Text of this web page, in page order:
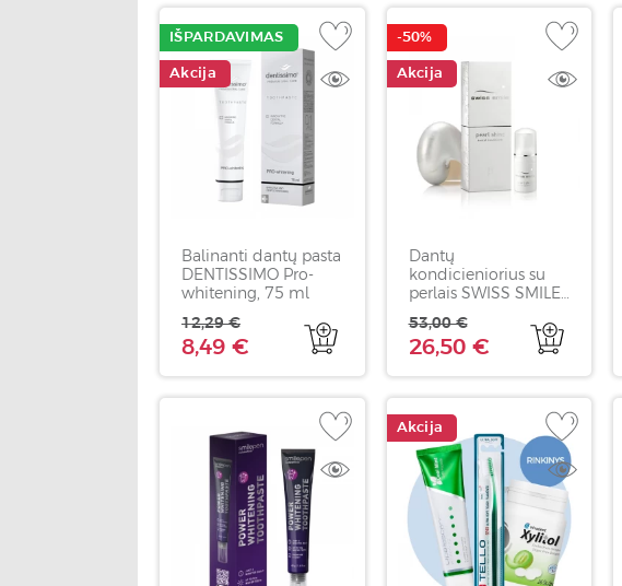
IŠPARDAVIMAS
Akcija
Balinanti dantų pasta
DENTISSIMO Pro-
whitening, 75 ml
8,49 €
12,29 €
-50%
Akcija
Dantų
kondicieniorius su
perlais SWISS SMILE
26,50 €
53,00 €
Akcija